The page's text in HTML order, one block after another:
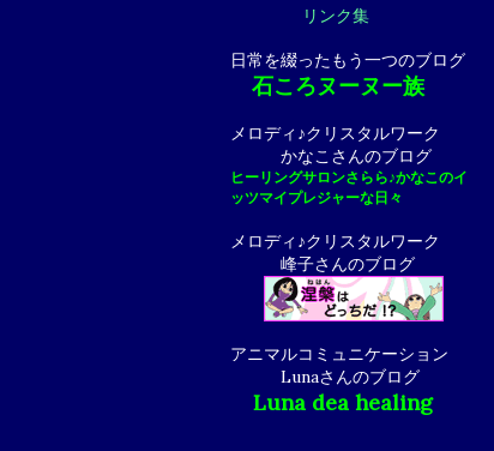
リンク集
日常を綴ったもう一つのブログ
石ころヌーヌー族
メロディ♪クリスタルワーク
かなこさんのブログ
ヒーリングサロンさらら♪かなこのイ
ッツマイプレジャーな日々
メロディ♪クリスタルワーク
峰子さんのブログ
アニマルコミュニケーション
Lunaさんのブログ
Luna dea healing